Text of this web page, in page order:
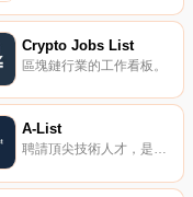
Crypto Jobs List
區塊鏈行業的工作看板。
A-List
聘請頂尖技術人才，是首要。